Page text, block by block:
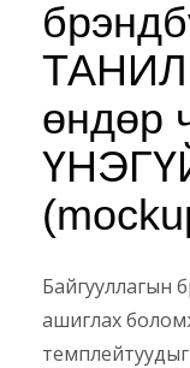
өндөр
Байгууллагын
ашиглах
темплейтуудыг